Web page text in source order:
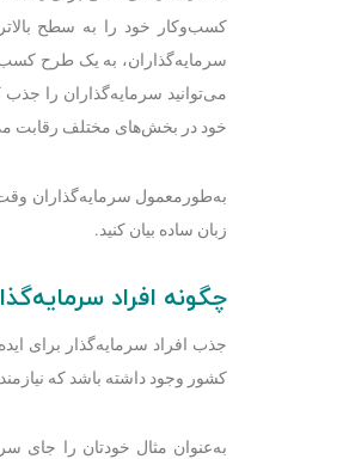
کسب‌وکار خود را به سطح
سرمایه‌گذاران، به یک طرح
می‌توانید سرمایه‌گذاران را
خود در بخش‌های مختلف رقابت
به‌طورمعمول سرمایه‌گذاران وقت
زبان ساده بیان کنید.
چگونه افراد
جذب افراد سرمایه‌گذار برای
کشور وجود داشته باشد که